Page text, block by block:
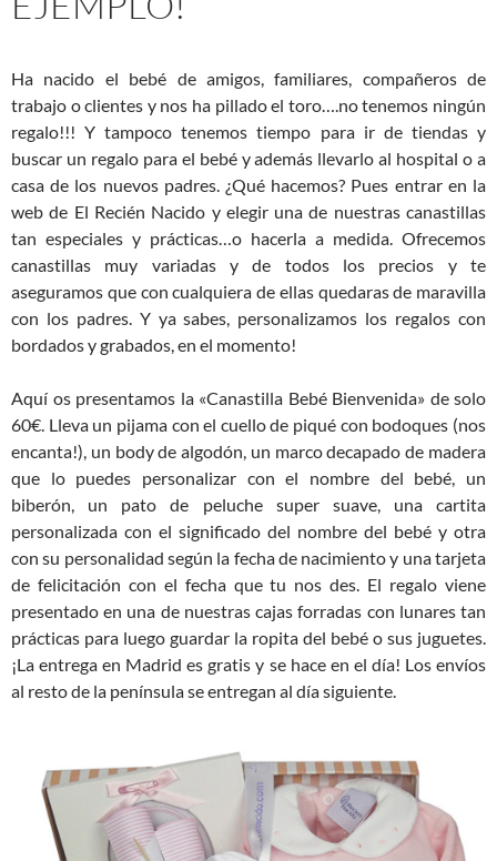
Ha nacido el bebé de amigos, familiares, compañeros de
trabajo o clientes y nos ha pillado el toro….no tenemos ningún
regalo!!! Y tampoco tenemos tiempo para ir de tiendas y
buscar un regalo para el bebé y además llevarlo al hospital o a
casa de los nuevos padres. ¿Qué hacemos? Pues entrar en la
web de El Recién Nacido y elegir una de nuestras canastillas
tan especiales y prácticas…o hacerla a medida. Ofrecemos
canastillas muy variadas y de todos los precios y te
aseguramos que con cualquiera de ellas quedaras de maravilla
con los padres. Y ya sabes, personalizamos los regalos con
bordados y grabados, en el momento!
Aquí os presentamos la «Canastilla Bebé Bienvenida» de solo
60€. Lleva un pijama con el cuello de piqué con bodoques (nos
encanta!), un body de algodón, un marco decapado de madera
que lo puedes personalizar con el nombre del bebé, un
biberón, un pato de peluche super suave, una cartita
personalizada con el significado del nombre del bebé y otra
con su personalidad según la fecha de nacimiento y una tarjeta
de felicitación con el fecha que tu nos des. El regalo viene
presentado en una de nuestras cajas forradas con lunares tan
prácticas para luego guardar la ropita del bebé o sus juguetes.
¡La entrega en Madrid es gratis y se hace en el día! Los envíos
al resto de la península se entregan al día siguiente.